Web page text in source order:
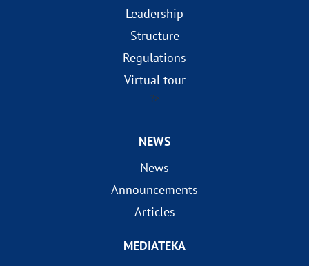
Leadership
Structure
Regulations
Virtual tour
?>
NEWS
News
Announcements
Articles
MEDIATEKA